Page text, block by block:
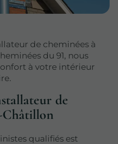
de cheminées à
du 91, nous
à votre intérieur
de
Châtillon
qualifiés est